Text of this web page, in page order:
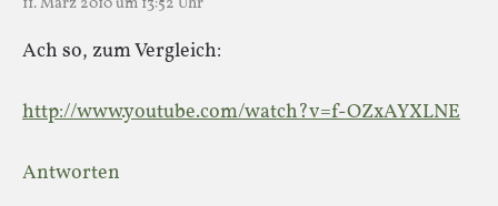
Ach so, zum Vergleich:
http://www.youtube.com/watch?v=f-OZxAYXLNE
Antworten